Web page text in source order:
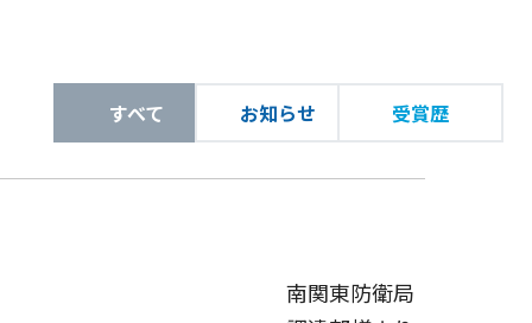
航空灯火工事監理コストマネージメント
ファシリティマネージメント
すべて お知らせ 受賞歴
南関東防衛局